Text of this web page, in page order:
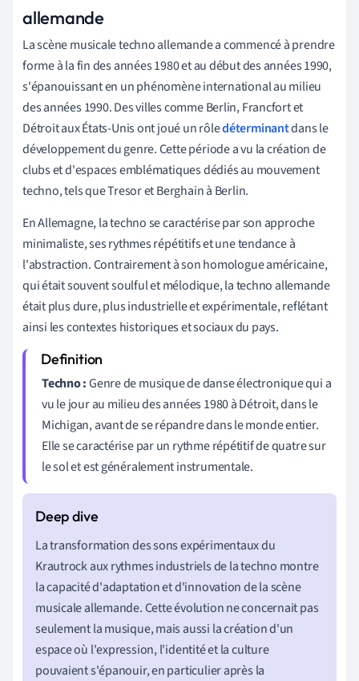
allemande
La scène musicale techno allemande a commencé à prendre
forme à la fin des années 1980 et au début des années 1990,
s'épanouissant en un phénomène international au milieu
des années 1990. Des villes comme Berlin, Francfort et
Détroit aux États-Unis ont joué un rôledéterminantdans le
développement du genre. Cette période a vu la création de
clubs et d'espaces emblématiques dédiés au mouvement
techno, tels que Tresor et Berghain à Berlin.
En Allemagne, la techno se caractérise par son approche
minimaliste, ses rythmes répétitifs et une tendance à
l'abstraction. Contrairement à son homologue américaine,
qui était souvent soulful et mélodique, la techno allemande
était plus dure, plus industrielle et expérimentale, reflétant
ainsi les contextes historiques et sociaux du pays.
Techno :Genre de musique de danse électronique qui a
vu le jour au milieu des années 1980 à Détroit, dans le
Michigan, avant de se répandre dans le monde entier.
Elle se caractérise par un rythme répétitif de quatre sur
le sol et est généralement instrumentale.
La transformation des sons expérimentaux du
Krautrock aux rythmes industriels de la techno montre
la capacité d'adaptation et d'innovation de la scène
musicale allemande. Cette évolution ne concernait pas
seulement la musique, mais aussi la création d'un
espace où l'expression, l'identité et la culture
pouvaient s'épanouir, en particulier après la